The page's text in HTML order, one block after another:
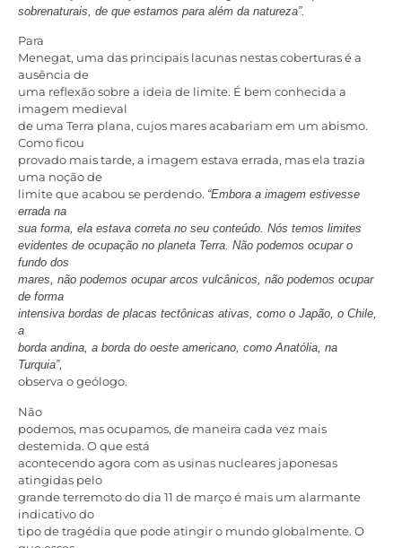
sobrenaturais, de que estamos para além da natureza”.
Para
Menegat, uma das principais lacunas nestas coberturas é a
ausência de
uma reflexão sobre a ideia de limite. É bem conhecida a
imagem medieval
de uma Terra plana, cujos mares acabariam em um abismo.
Como ficou
provado mais tarde, a imagem estava errada, mas ela trazia
uma noção de
limite que acabou se perdendo. “Embora a imagem estivesse
errada na
sua forma, ela estava correta no seu conteúdo. Nós temos limites
evidentes de ocupação no planeta Terra. Não podemos ocupar o
fundo dos
mares, não podemos ocupar arcos vulcânicos, não podemos ocupar
de forma
intensiva bordas de placas tectônicas ativas, como o Japão, o Chile,
a
borda andina, a borda do oeste americano, como Anatólia, na
Turquia”,
observa o geólogo.
Não
podemos, mas ocupamos, de maneira cada vez mais
destemida. O que está
acontecendo agora com as usinas nucleares japonesas
atingidas pelo
grande terremoto do dia 11 de março é mais um alarmante
indicativo do
tipo de tragédia que pode atingir o mundo globalmente. O